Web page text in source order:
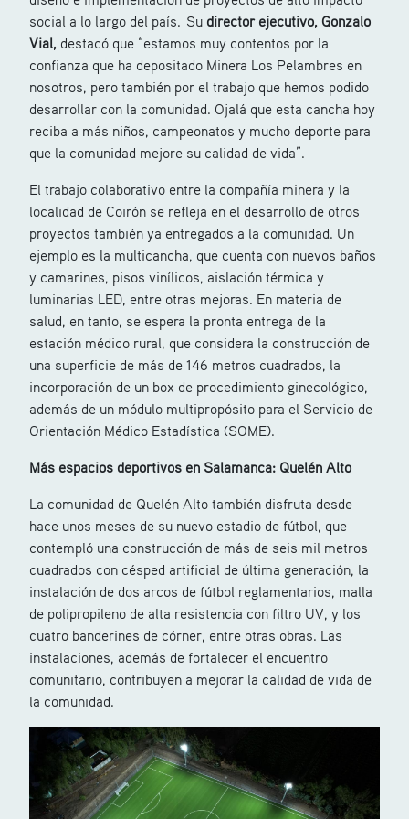
social a lo largo del país. Su director ejecutivo, Gonzalo
Vial, destacó que “estamos muy contentos por la
confianza que ha depositado Minera Los Pelambres en
nosotros, pero también por el trabajo que hemos podido
desarrollar con la comunidad. Ojalá que esta cancha hoy
reciba a más niños, campeonatos y mucho deporte para
que la comunidad mejore su calidad de vida”.
El trabajo colaborativo entre la compañía minera y la
localidad de Coirón se refleja en el desarrollo de otros
proyectos también ya entregados a la comunidad. Un
ejemplo es la multicancha, que cuenta con nuevos baños
y camarines, pisos vinílicos, aislación térmica y
luminarias LED, entre otras mejoras. En materia de
salud, en tanto, se espera la pronta entrega de la
estación médico rural, que considera la construcción de
una superficie de más de 146 metros cuadrados, la
incorporación de un box de procedimiento ginecológico,
además de un módulo multipropósito para el Servicio de
Orientación Médico Estadística (SOME).
Más espacios deportivos en Salamanca: Quelén Alto
La comunidad de Quelén Alto también disfruta desde
hace unos meses de su nuevo estadio de fútbol, que
contempló una construcción de más de seis mil metros
cuadrados con césped artificial de última generación, la
instalación de dos arcos de fútbol reglamentarios, malla
de polipropileno de alta resistencia con filtro UV, y los
cuatro banderines de córner, entre otras obras. Las
instalaciones, además de fortalecer el encuentro
comunitario, contribuyen a mejorar la calidad de vida de
la comunidad.